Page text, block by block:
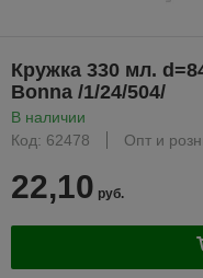
Кружка 330 мл.
Bonna /1/24/504/
В наличии
Код: 62478
Опт и
22,10 руб.